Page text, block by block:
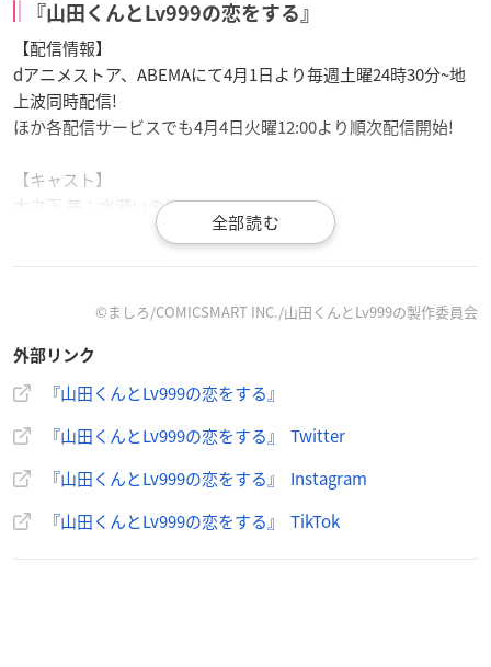
『山田くんとLv999の恋をする』
【配信情報】
dアニメストア、ABEMAにて4月1日より毎週土曜24時30分~地
上波同時配信!
ほか各配信サービスでも4月4日火曜12:00より順次配信開始!
【キャスト】
木之下 茜：水瀬いのり
山田 秋斗：内山昂輝
前田 桃子：大西沙織
椿 ゆかり：土屋李央
原作：ましろ（コミックスマート「GANMA!」連載）
監督：浅香守生
シリーズ構成：中西やすひろ
キャラクターデザイン：濱田邦彦
©ましろ/COMICSMART INC./山田くんとLv999の製作委員会
外部リンク
『山田くんとLv999の恋をする』
『山田くんとLv999の恋をする』 Twitter
『山田くんとLv999の恋をする』 Instagram
『山田くんとLv999の恋をする』 TikTok